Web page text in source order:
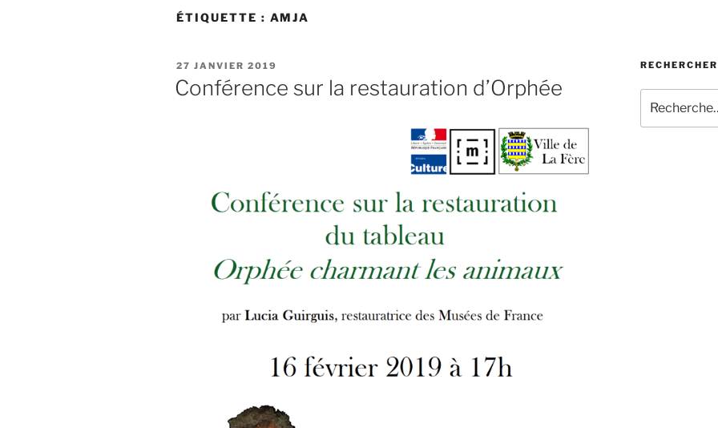
ÉTIQUETTE : AMJA
PUBLIÉ
LE
27 JANVIER 2019
Conférence sur la restauration d’Orphée
RECHERCHER
pour
: